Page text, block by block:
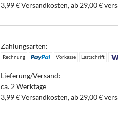
3,99 € Versandkosten, ab 29,00 €
Zahlungsarten:
Rechnung Vorkasse Lastschrift
Lieferung/Versand:
ca. 2 Werktage
3,99 € Versandkosten, ab 29,00 €